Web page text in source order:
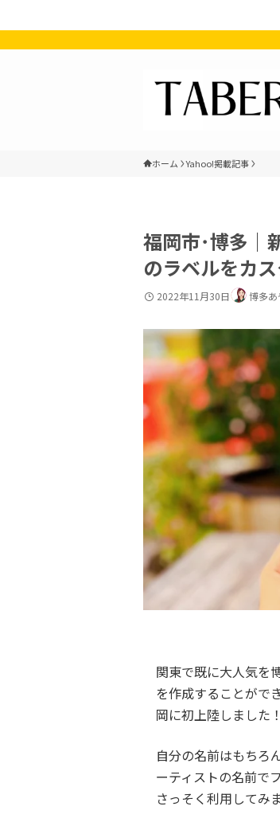
ホーム Yahoo!掲載記事
福岡市･博多｜
のラベルをカ
2022年11月30日 博多あ
関東で既に大人気を
を作成することがで
岡に初上陸しました！
自分の名前はもちろ
ーティストの名前で
さっそく利用してみ